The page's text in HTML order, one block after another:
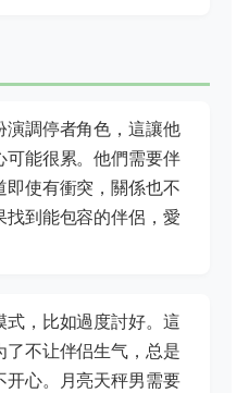
演調停者角色，這讓他
可能很累。他們需要伴
使有衝突，關係也不
到能包容的伴侶，愛
，比如過度討好。這
不让伴侣生气，总是
开心。月亮天秤男需要